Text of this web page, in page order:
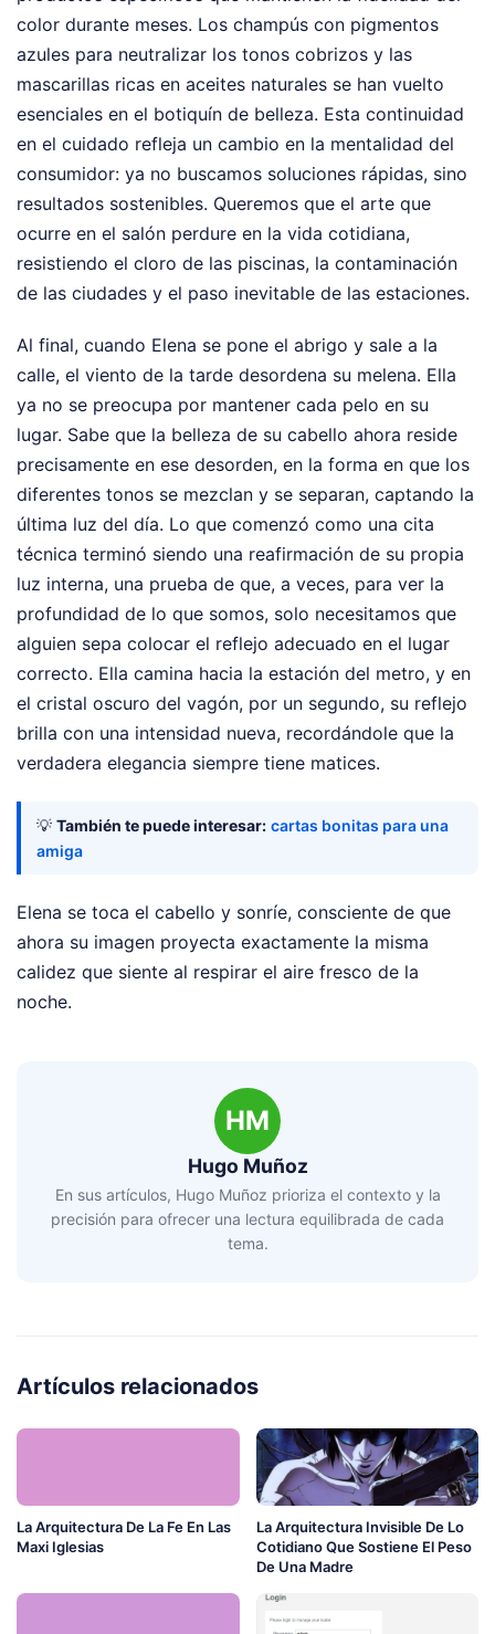
color durante meses. Los champús con pigmentos
azules para neutralizar los tonos cobrizos y las
mascarillas ricas en aceites naturales se han vuelto
esenciales en el botiquín de belleza. Esta continuidad
en el cuidado refleja un cambio en la mentalidad del
consumidor: ya no buscamos soluciones rápidas, sino
resultados sostenibles. Queremos que el arte que
ocurre en el salón perdure en la vida cotidiana,
resistiendo el cloro de las piscinas, la contaminación
de las ciudades y el paso inevitable de las estaciones.
Al final, cuando Elena se pone el abrigo y sale a la
calle, el viento de la tarde desordena su melena. Ella
ya no se preocupa por mantener cada pelo en su
lugar. Sabe que la belleza de su cabello ahora reside
precisamente en ese desorden, en la forma en que los
diferentes tonos se mezclan y se separan, captando la
última luz del día. Lo que comenzó como una cita
técnica terminó siendo una reafirmación de su propia
luz interna, una prueba de que, a veces, para ver la
profundidad de lo que somos, solo necesitamos que
alguien sepa colocar el reflejo adecuado en el lugar
correcto. Ella camina hacia la estación del metro, y en
el cristal oscuro del vagón, por un segundo, su reflejo
brilla con una intensidad nueva, recordándole que la
verdadera elegancia siempre tiene matices.
💡 También te puede interesar: cartas bonitas para una
amiga
Elena se toca el cabello y sonríe, consciente de que
ahora su imagen proyecta exactamente la misma
calidez que siente al respirar el aire fresco de la
noche.
HM
Hugo Muñoz
En sus artículos, Hugo Muñoz prioriza el contexto y la
precisión para ofrecer una lectura equilibrada de cada
tema.
Artículos relacionados
La Arquitectura De La Fe En Las
Maxi Iglesias
La Arquitectura Invisible De Lo
Cotidiano Que Sostiene El Peso
De Una Madre